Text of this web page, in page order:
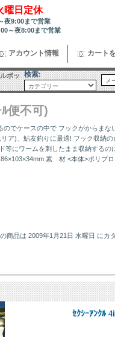
曜日定休
夜9:00まで営業
～夜8:00まで営業
アカウント情報 カート
ボッ 検索:
ﾙ便不可)
のでケースの中で フックがからまな
ア)、鮎友釣りに最適! フック収納
等にワームを刺したまま収納するの
素 材 <本体>ポリプ
の商品は 2009年1月21日 水曜日 にカ
ｾｸｼｰｱﾝｸﾙ